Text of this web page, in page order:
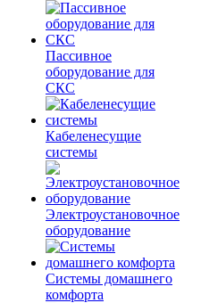
Пассивное
оборудование для
СКС
Кабеленесущие
системы
Электроустановочное
оборудование
Системы домашнего
комфорта